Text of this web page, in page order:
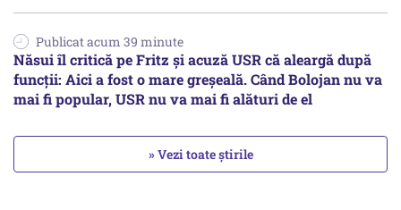
Publicat acum 39 minute
Năsui îl critică pe Fritz și acuză USR că aleargă după
funcții: Aici a fost o mare greșeală. Când Bolojan nu va
mai fi popular, USR nu va mai fi alături de el
» Vezi toate știrile